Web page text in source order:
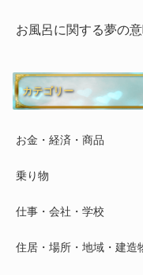
お風呂に関する夢の
カテゴリー
お金・経済・商品
乗り物
仕事・会社・学校
住居・場所・地域・建造